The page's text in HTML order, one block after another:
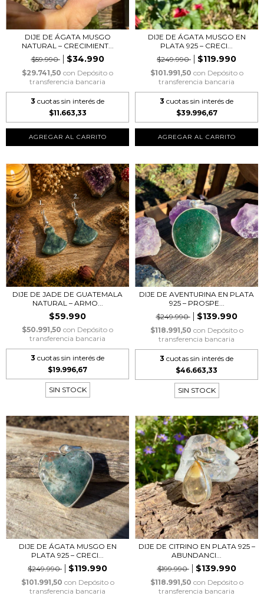
DIJE DE ÁGATA MUSGO
NATURAL – CRECIMIENT...
$59.990
$34.990
$29.741,50 con Depósito o
transferencia bancaria
3 cuotas sin interés de
$11.663,33
AGREGAR AL CARRITO
DIJE DE ÁGATA MUSGO EN
PLATA 925 – CRECI...
$249.990
$119.990
$101.991,50 con Depósito o
transferencia bancaria
3 cuotas sin interés de
$39.996,67
DIJE DE JADE DE GUATEMALA
NATURAL – ARMO...
$59.990
$50.991,50 con Depósito o
transferencia bancaria
3 cuotas sin interés de
$19.996,67
SIN STOCK
DIJE DE AVENTURINA EN PLATA
925 – PROSPE...
$249.990
$139.990
$118.991,50 con Depósito o
transferencia bancaria
3 cuotas sin interés de
$46.663,33
SIN STOCK
DIJE DE ÁGATA MUSGO EN
PLATA 925 – CRECI...
$249.990
$119.990
$101.991,50 con Depósito o
transferencia bancaria
DIJE DE CITRINO EN PLATA 925 –
ABUNDANCI...
$199.990
$139.990
$118.991,50 con Depósito o
transferencia bancaria